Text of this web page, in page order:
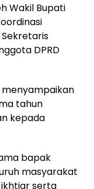
Wakil Bupati
DPRD
menyampaikan
tahun
kepada
bapak
masyarakat
serta